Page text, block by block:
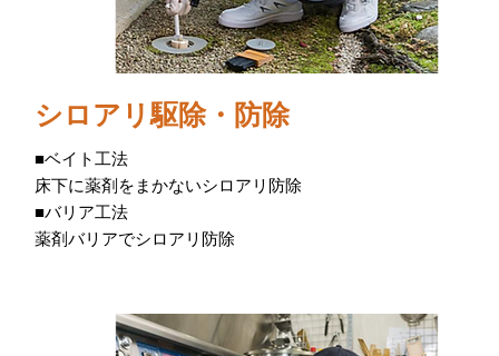
シロアリ駆除・防除
■ベイト工法
床下に薬剤をまかないシロアリ防除
■バリア工法
薬剤バリアでシロアリ防除